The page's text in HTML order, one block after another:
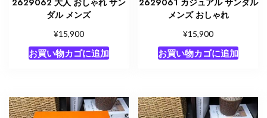
ダル メンズ
¥15,900
お買い物カゴに追加
メンズ おしゃれ
¥15,900
お買い物カゴに追加